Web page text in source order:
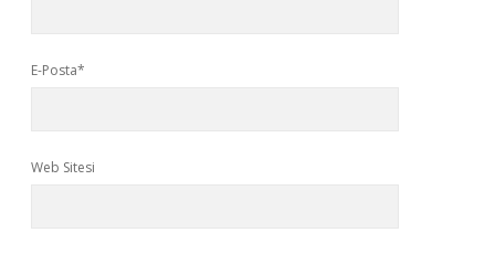
E-Posta*
Web Sitesi